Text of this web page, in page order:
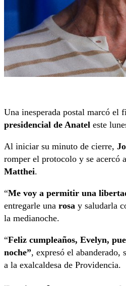
Una inesperada postal marcó el
presidencial de Anatel este
Al iniciar su minuto de cierre,
romper el protocolo y se acercó
Matthei.
“Me voy a permitir una
entregarle una rosa y saludarla
la medianoche.
“Feliz cumpleaños, Evelyn,
noche”, expresó el abanderado,
a la exalcaldesa de Providencia.